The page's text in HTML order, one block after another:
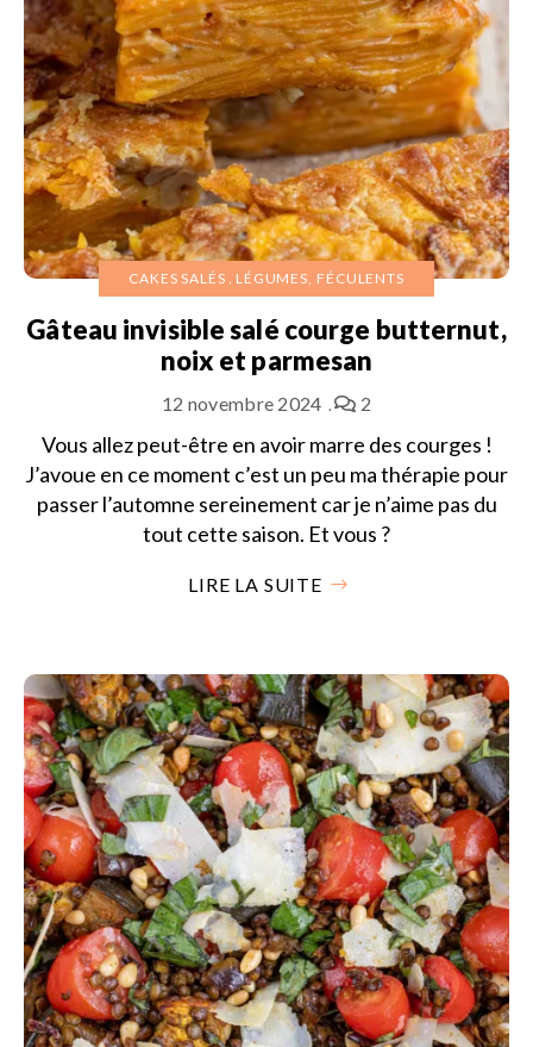
CAKES SALÉS LÉGUMES, FÉCULENTS
Gâteau invisible salé courge butternut,
noix et parmesan
12 novembre 2024 2
Vous allez peut-être en avoir marre des courges !
J’avoue en ce moment c’est un peu ma thérapie pour
passer l’automne sereinement car je n’aime pas du
tout cette saison. Et vous ?
LIRE LA SUITE